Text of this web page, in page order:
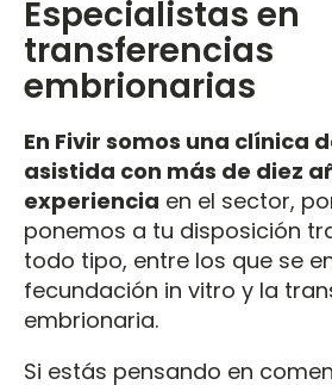
Especialistas en
transferencias
embrionarias
En Fivir somos una clínica
asistida con más de diez
experiencia en el sector,
ponemos a tu disposición
todo tipo, entre los que se
fecundación in vitro y la
embrionaria.
Si estás pensando en